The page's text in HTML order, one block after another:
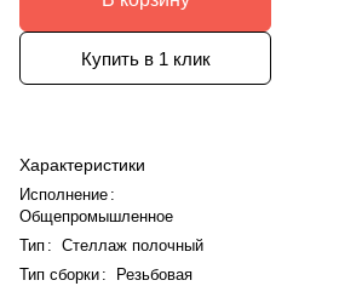
Купить в 1 клик
Характеристики
Исполнение :
Общепромышленное
Тип : Стеллаж полочный
Тип сборки:
Резьбовая